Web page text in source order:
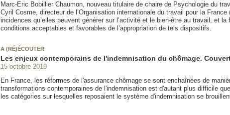
Marc-Eric Bobillier Chaumon, nouveau titulaire de chaire de Psychologie du
Cyril Cosme, directeur de l’Organisation internationale du travail pour la
incidences qu’elles peuvent générer sur l’activité et le bien-être au travail, et
conditions acceptables et favorables de l’appropriation de tels dispositifs.
A (RÉ)ÉCOUTER
Les enjeux contemporains de l'indemnisation du chômage.
15 octobre 2019
En France, les réformes de l'assurance chômage se sont enchaînées de
transformations contemporaines de l'indemnisation est d'autant plus difficile
les catégories sur lesquelles reposaient le système d'indemnisation se